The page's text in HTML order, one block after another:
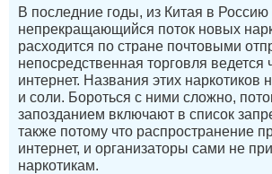
В последние годы, из Китая в Россию
непрекращающийся поток новых
расходится по стране почтовыми
непосредственная торговля ведется
интернет. Названия этих наркотиков
и соли. Бороться с ними сложно,
запозданием включают в список
также потому что распространение
интернет, и организаторы сами не
наркотикам.